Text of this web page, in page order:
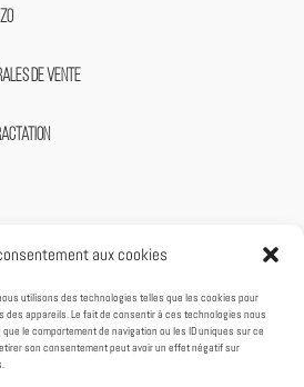
aux cookies
utilisons des technologies telles que les cookies pour
appareils. Le fait de consentir à ces technologies nous
le comportement de navigation ou les ID uniques sur ce
son consentement peut avoir un effet négatif sur
de vente
DE GRENADE